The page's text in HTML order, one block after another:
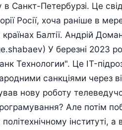
в Санкт-Петербурзі. Це
Росії, хоча раніше в
Балтії. Андрій
У березні 2023
Технологии". Це IT-
санкціями через
нову роботу
Але потім
інституті,